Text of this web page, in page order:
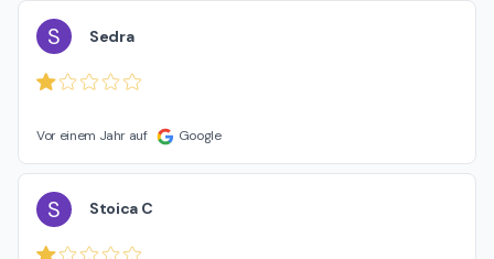
S Sedra
Vor einem Jahr auf Google
S Stoica C